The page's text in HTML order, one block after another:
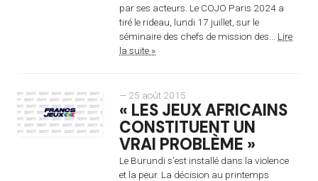
par ses acteurs. Le COJO Paris 2024 a
tiré le rideau, lundi 17 juillet, sur le
séminaire des chefs de mission des... Lire
la suite »
— 25 août 2015
« LES JEUX AFRICAINS
CONSTITUENT UN
VRAI PROBLÈME »
Le Burundi s’est installé dans la violence
et la peur. La décision au printemps